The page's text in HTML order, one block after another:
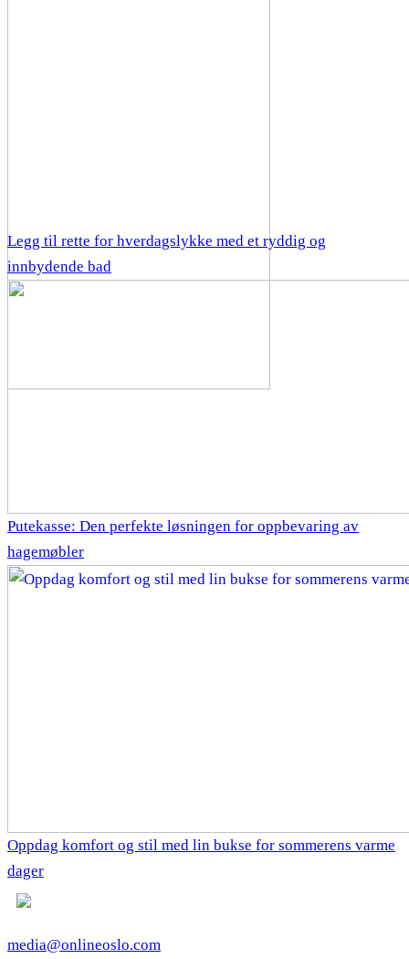
Legg til rette for hverdagslykke med et ryddig og
innbydende bad
Putekasse: Den perfekte løsningen for oppbevaring av
hagemøbler
Oppdag komfort og stil med lin bukse for sommerens varme
dager
media@onlineoslo.com